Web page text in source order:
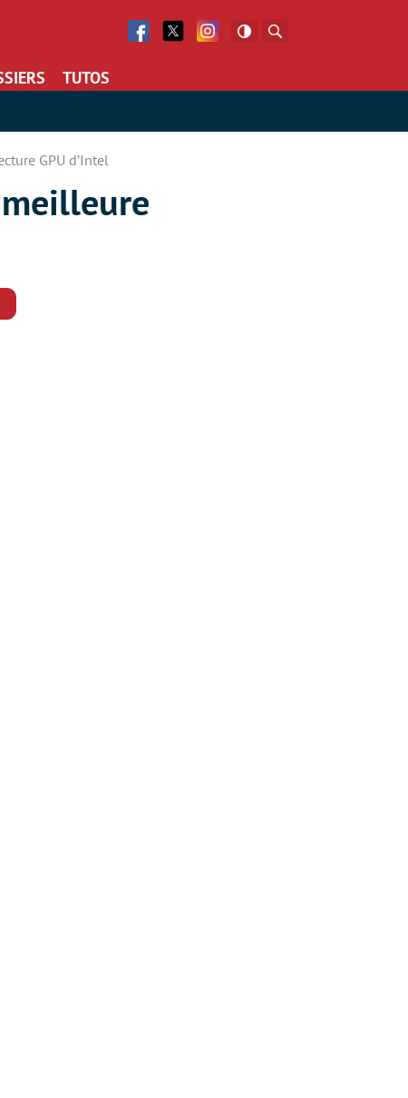
Facebook
Twitter Facebook
TUTOS
GPU d’Intel